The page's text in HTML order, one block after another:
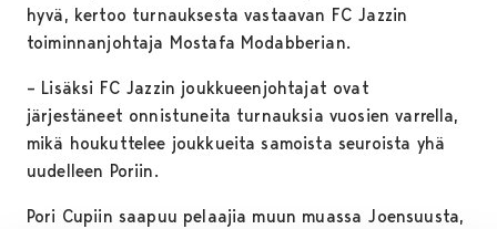
hyvä, kertoo turnauksesta vastaavan FC Jazzin
toiminnanjohtaja Mostafa Modabberian.
– Lisäksi FC Jazzin joukkueenjohtajat ovat
järjestäneet onnistuneita turnauksia vuosien varrella,
mikä houkuttelee joukkueita samoista seuroista yhä
uudelleen Poriin.
Pori Cupiin saapuu pelaajia muun muassa Joensuusta,